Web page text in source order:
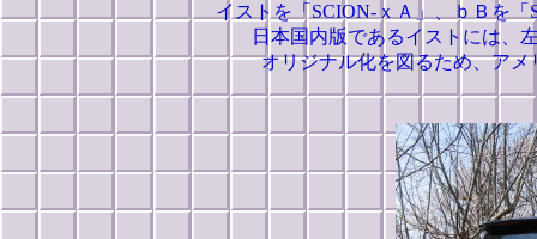
イストを「SCION-ｘＡ」、ｂＢを
日本国内版であるイストには、
オリジナル化を図るため、ア